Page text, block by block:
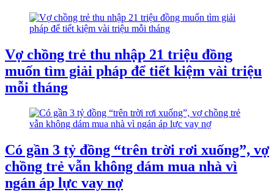
Vợ chồng trẻ thu nhập 21 triệu đồng
muốn tìm giải pháp để tiết kiệm vài triệu
mỗi tháng
Có gần 3 tỷ đồng “trên trời rơi xuống”, vợ
chồng trẻ vẫn không dám mua nhà vì
ngán áp lực vay nợ